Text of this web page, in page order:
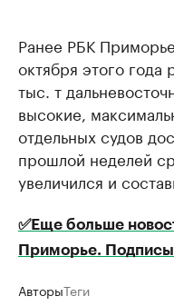
Ранее РБК Приморье
октября этого
тыс. т
высокие,
отдельных судов
прошлой неделей
увеличился и
✅Еще больше
Приморье.
АвторыТеги